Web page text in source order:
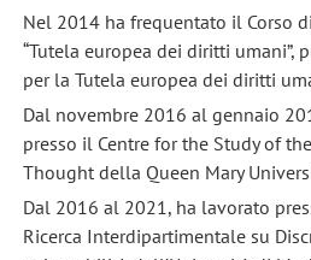
Nel 2014 ha frequentato il Corso
“Tutela europea dei diritti umani”,
per la Tutela europea dei diritti
Dal novembre 2016 al gennaio
presso il Centre for the Study of
Thought della Queen Mary
Dal 2016 al 2021, ha lavorato
Ricerca Interdipartimentale su